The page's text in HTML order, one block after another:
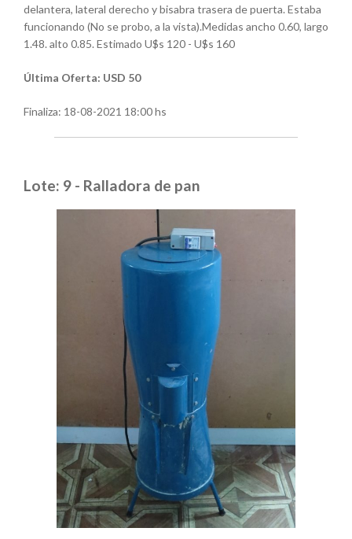
delantera, lateral derecho y bisabra trasera de puerta. Estaba
funcionando (No se probo, a la vista).Medidas ancho 0.60, largo
1.48. alto 0.85. Estimado U$s 120 - U$s 160
Última Oferta: USD 50
Finaliza: 18-08-2021 18:00 hs
Lote: 9 - Ralladora de pan